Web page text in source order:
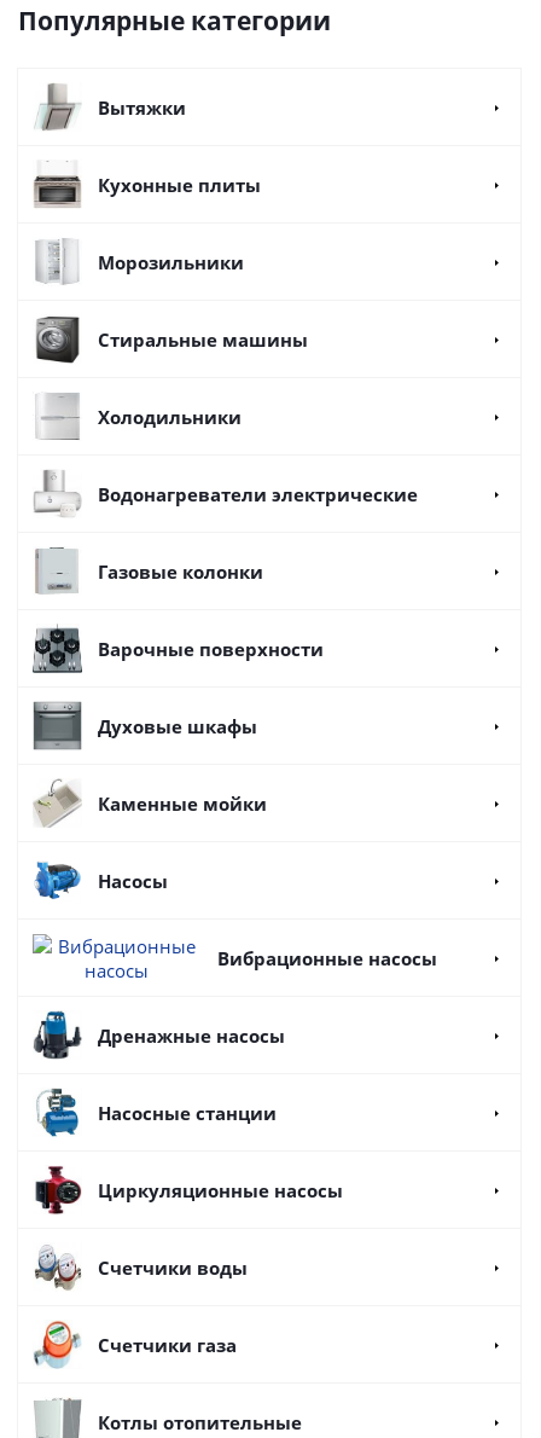
Популярные категории
Вытяжки
Кухонные плиты
Морозильники
Стиральные машины
Холодильники
Водонагреватели электрические
Газовые колонки
Варочные поверхности
Духовые шкафы
Каменные мойки
Насосы
Вибрационные насосы
Дренажные насосы
Насосные станции
Циркуляционные насосы
Счетчики воды
Счетчики газа
Котлы отопительные